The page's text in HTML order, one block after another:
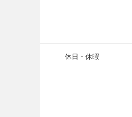
休日・休暇